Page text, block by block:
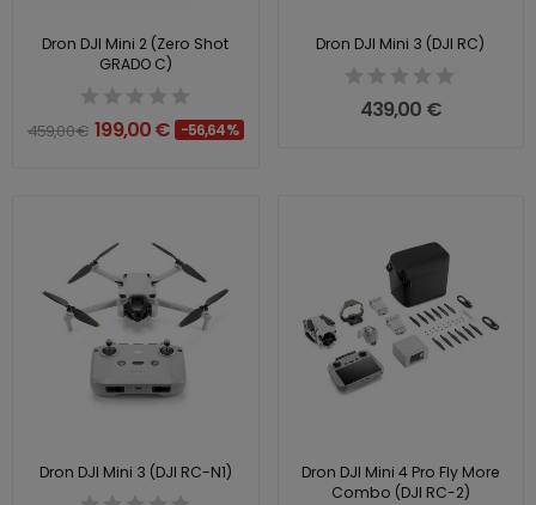
Dron DJI Mini 2 (Zero Shot
GRADO C)
459,00 € 199,00 € -56,64%
Dron DJI Mini 3 (DJI RC)
439,00 €
Dron DJI Mini 3 (DJI RC-N1)
Dron DJI Mini 4 Pro Fly More
Combo (DJI RC-2)